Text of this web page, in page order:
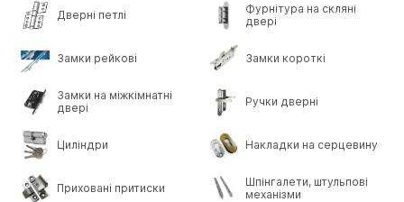
Дверні петлі
Фурнітура на скляні
двері
Замки рейкові Замки короткі
Замки на міжкімнатні
двері
Ручки дверні
Циліндри Накладки на серцевину
Приховані притиски
Шпінгалети, штульпові
механізми